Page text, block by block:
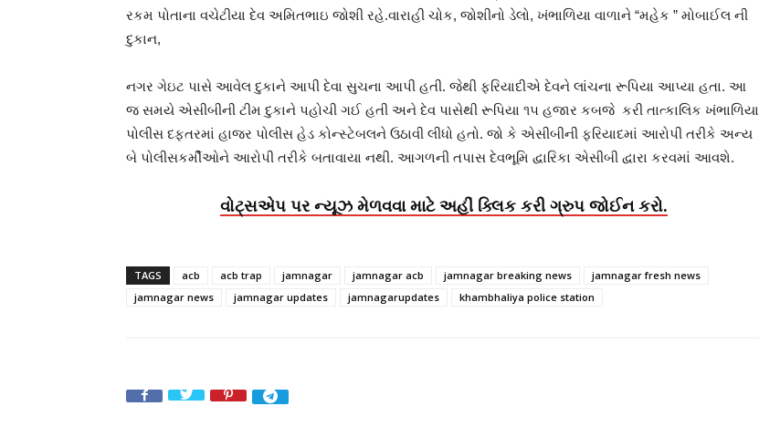
રકમ પોતાના વચેટીયા દેવ અમિતભાઇ જોશી રહે.વારાહી ચોક, જોશીનો ડેલો, ખંભાળિયા વાળાને “મહેક ” મોબાઈલ ની
દુકાન,
નગર ગેઇટ પાસે આવેલ દુકાને આપી દેવા સુચના આપી હતી. જેથી ફરિયાદીએ દેવને લાંચના રૂપિયા આપ્યા હતા. આ
જ સમયે એસીબીની ટીમ દુકાને પહોચી ગઈ હતી અને દેવ પાસેથી રૂપિયા ૧૫ હજાર કબજે કરી તાત્કાલિક ખંભાળિયા
પોલીસ દફતરમાં હાજર પોલીસ હેડ કોન્સ્ટેબલને ઉઠાવી લીધો હતો. જો કે એસીબીની ફરિયાદમાં આરોપી તરીકે અન્ય
બે પોલીસકર્મીઓને આરોપી તરીકે બતાવાયા નથી. આગળની તપાસ દેવભૂમિ દ્વારિકા એસીબી દ્વારા કરવમાં આવશે.
વોટ્સએપ પર ન્યૂઝ મેળવવા માટે અહીં ક્લિક કરી ગ્રુપ જોઈન કરો.
TAGS acb acb trap jamnagar jamnagar acb jamnagar breaking news
jamnagar fresh news
jamnagar news
jamnagar updates jamnagarupdates khambhaliya police station